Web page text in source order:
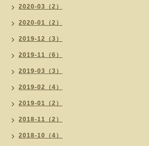
2020-03（2）
2020-01（2）
2019-12（3）
2019-11（6）
2019-03（3）
2019-02（4）
2019-01（2）
2018-11（2）
2018-10（4）